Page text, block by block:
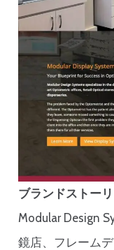
ブランドストーリ
Modular Design
鏡店、フレーム